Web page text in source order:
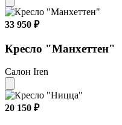
33 950 ₽
Кресло "Манхеттен"
Салон Iren
20 150 ₽